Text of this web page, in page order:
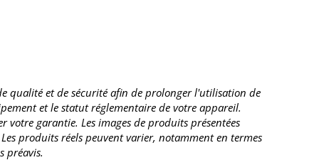
qualité et de sécurité afin de prolonger l'utilisation de
et le statut réglementaire de votre appareil.
garantie. Les images de produits présentées
produits réels peuvent varier, notamment en termes
préavis.